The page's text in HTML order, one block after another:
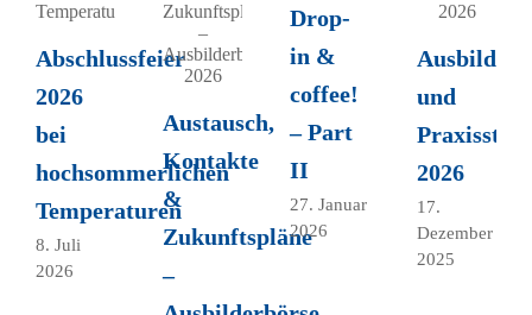
Abschlussfeier
2026
bei
hochsommerlichen
Temperaturen
8. Juli
2026
Austausch,
Kontakte
&
Zukunftspläne
–
Drop-
in &
coffee!
– Part
II
27. Januar
2026
Ausbilder-
und
2026
17.
Dezember
2025